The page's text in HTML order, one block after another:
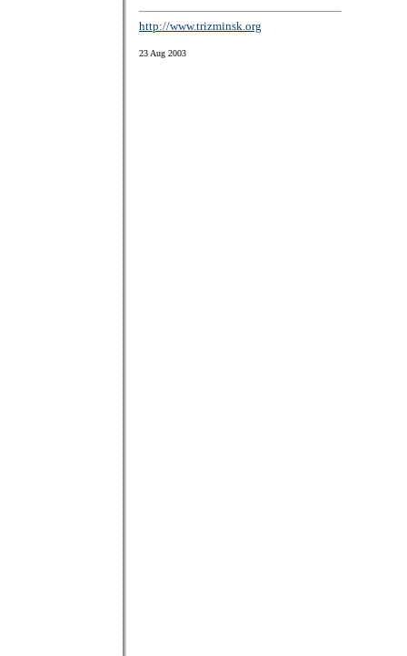
http://www.trizminsk.org
23 Aug 2003